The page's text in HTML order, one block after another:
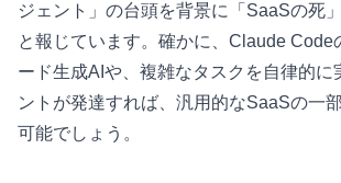
ジェント」の台頭を背景に「SaaSの死
と報じています。確かに、Claude Code
ード生成AIや、複雑なタスクを自律的に
ントが発達すれば、汎用的なSaaSの一
可能でしょう。